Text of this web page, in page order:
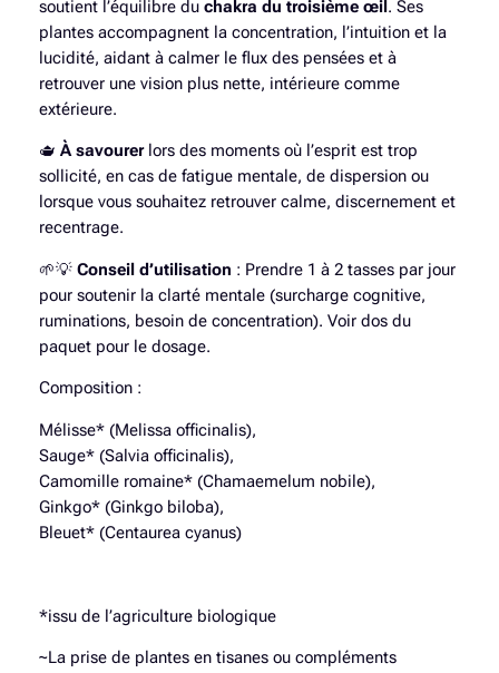
e
T
i
s
n
e
C
h
r
6
|
s
p
r
i
t
a
soutient l’équilibre du chakra du troisième œil . Ses
plantes accompagnent la concentration, l’intuition et la
lucidité, aidant à calmer le flux des pensées et à
retrouver une vision plus nette, intérieure comme
extérieure.
🫖 À savourerlors des moments où l’esprit est trop
sollicité, en cas de fatigue mentale, de dispersion ou
lorsque vous souhaitez retrouver calme, discernement et
recentrage.
🌱💡 Conseil d’utilisation : Prendre 1 à 2 tasses par jour
pour soutenir la clarté mentale (surcharge cognitive,
ruminations, besoin de concentration). Voir dos du
paquet pour le dosage.
Composition :
Mélisse* (Melissa officinalis),
Sauge* (Salvia officinalis),
Camomille romaine* (Chamaemelum nobile),
Ginkgo* (Ginkgo biloba),
Bleuet* (Centaurea cyanus)
*issu de l’agriculture biologique
~La prise de plantes en tisanes ou compléments